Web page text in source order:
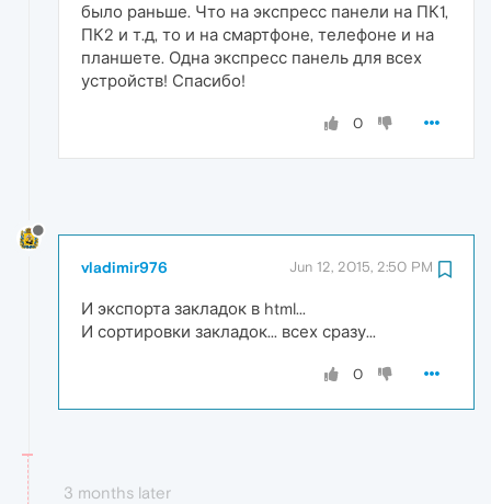
было раньше. Что на экспресс панели на ПК1,
ПК2 и т.д, то и на смартфоне, телефоне и на
планшете. Одна экспресс панель для всех
устройств! Спасибо!
0
vladimir976 Jun 12, 2015, 2:50 PM
И экспорта закладок в html...
И сортировки закладок... всех сразу...
0
3 months later